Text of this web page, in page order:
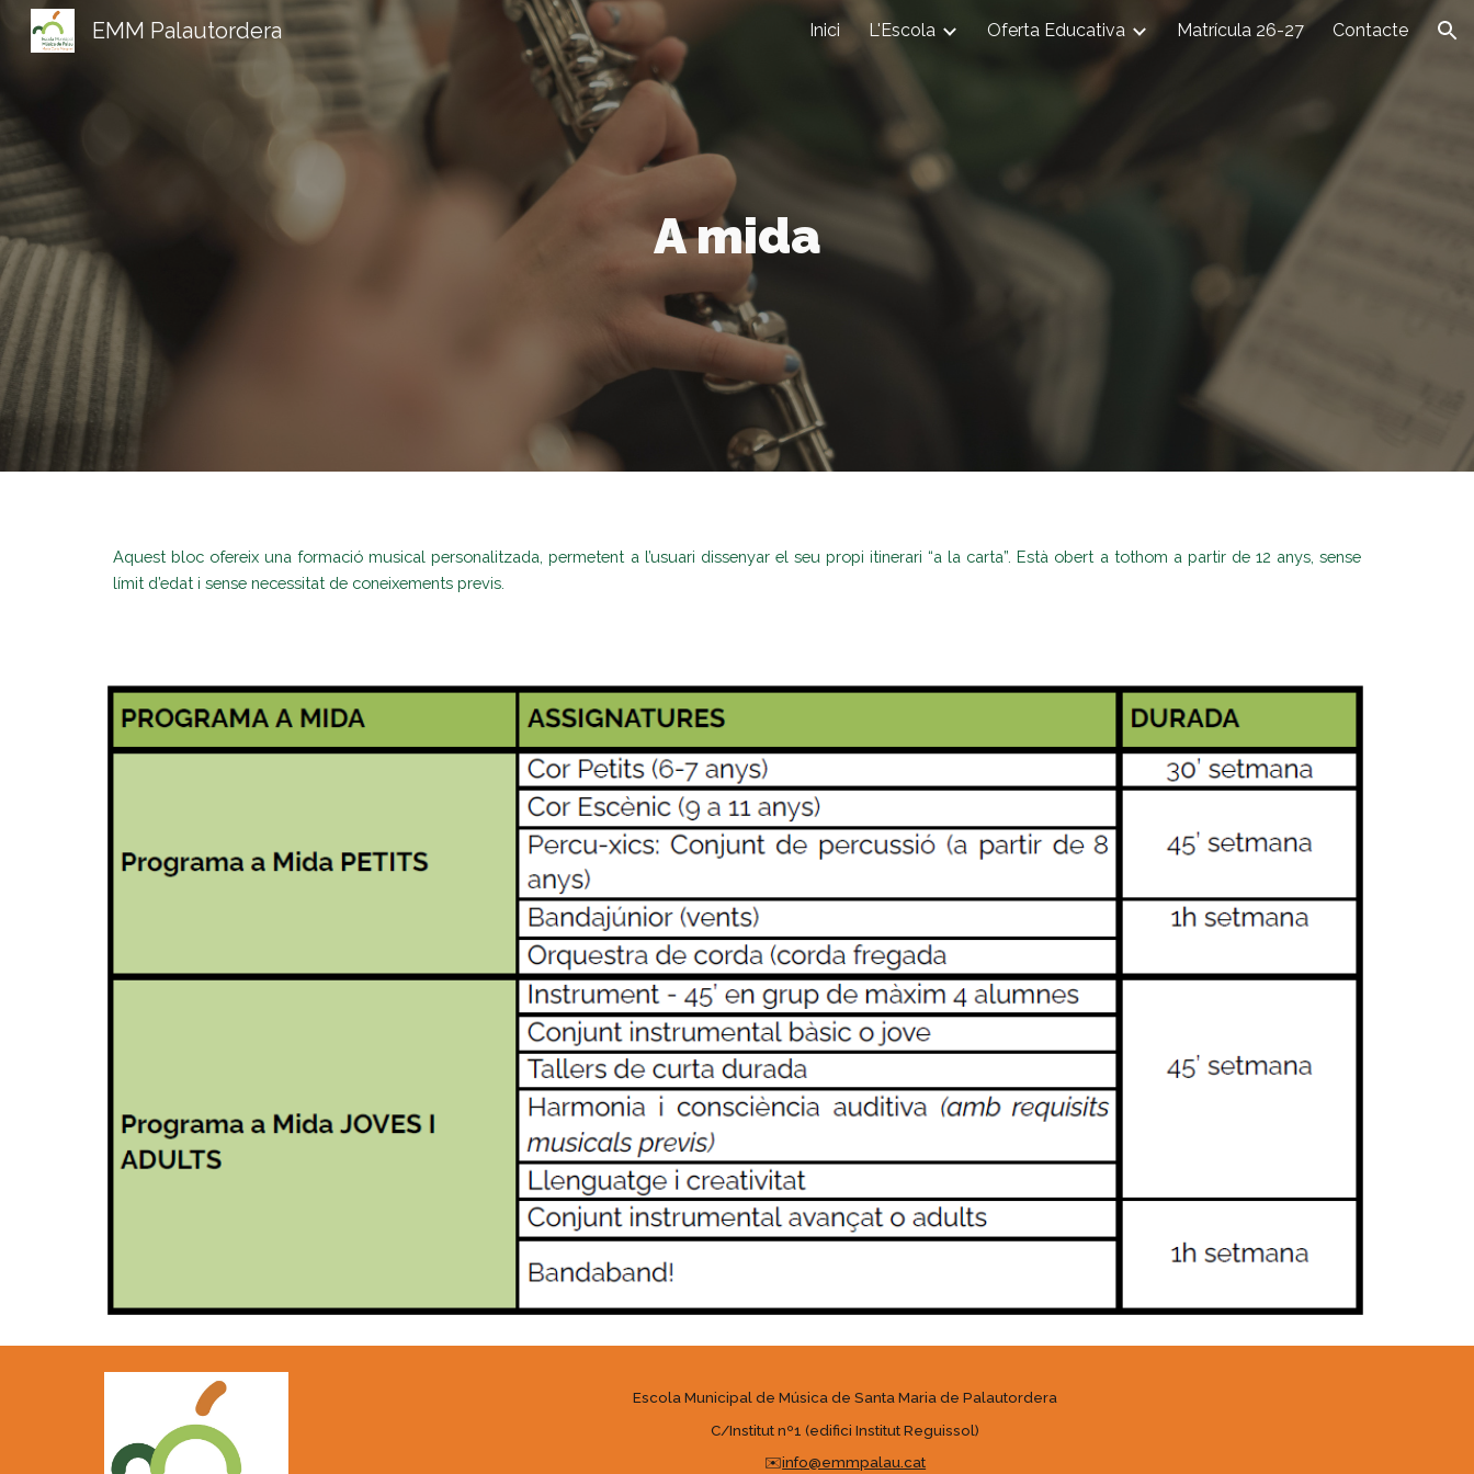
Skip to main content Skip to navigation
EMM Palautordera Inici L'Escola Oferta Educativa Matrícula 26-27 Contacte
A mida
Aquest bloc ofereix una formació musical personalitzada, permetent a l’usuari dissenyar el seu propi itinerari “a la carta”. Està obert a tothom a partir de 12 anys, sense
límit d’edat i sense necessitat de coneixements previs.
Escola Municipal de Música de Santa Maria de Palautordera
C/Institut nº1 (edifici Institut Reguissol)
✉️info@emmpalau.cat